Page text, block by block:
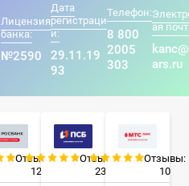
Лицензия
банка:
№2590
Дата
регистраци
и:
29.11.19
93
Телефон:
8 800
2005
303
ая
ars.ru
Отзывы:
12
Отзывы:
23
Отзывы:
10